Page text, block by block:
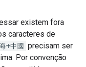
existem fora
caracteres de
+中國 precisam ser
Por convenção